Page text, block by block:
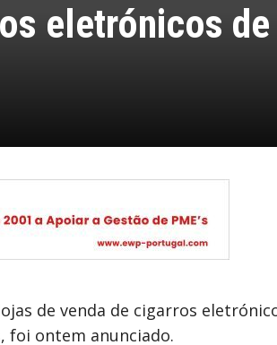
eletrónicos de
de venda de cigarros
foi ontem anunciado.